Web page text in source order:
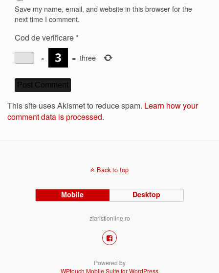
Save my name, email, and website in this browser for the
next time I comment.
Cod de verificare *
× = three
This site uses Akismet to reduce spam. Learn how your
comment data is processed.
Back to top
Mobile Desktop
ziaristionline.ro
Powered by
WPtouch Mobile Suite for WordPress